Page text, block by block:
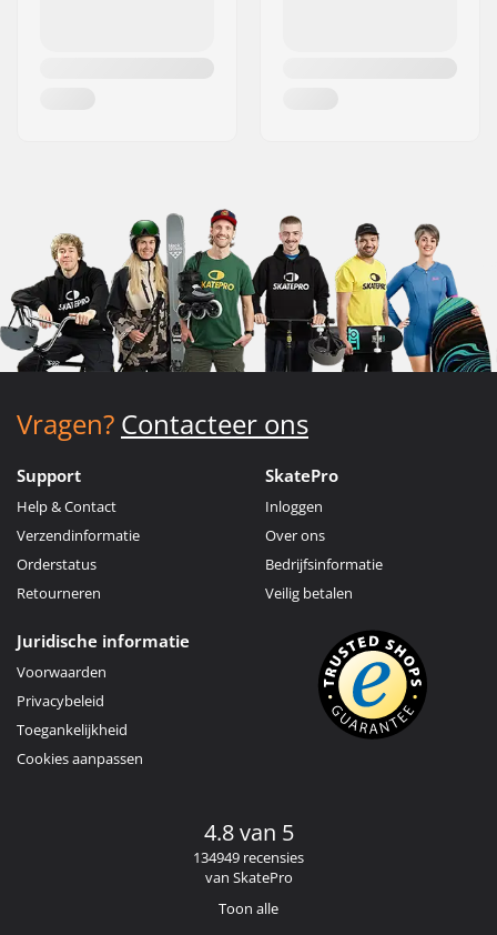
Vragen? Contacteer ons
Support
Help & Contact
Verzendinformatie
Orderstatus
Retourneren
SkatePro
Inloggen
Over ons
Bedrijfsinformatie
Veilig betalen
Juridische informatie
Voorwaarden
Privacybeleid
Toegankelijkheid
Cookies aanpassen
4.8 van 5
134949 recensies
van SkatePro
Toon alle